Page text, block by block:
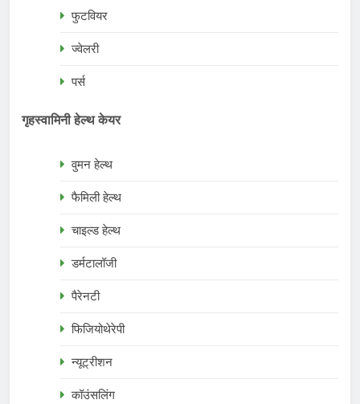
फुटवियर
ज्वेलरी
पर्स
गृहस्वामिनी हेल्थ केयर
वुमन हेल्थ
फैमिली हेल्थ
चाइल्ड हेल्थ
डर्मटालॉजी
पैरेनटी
फिजियोथेरेपी
न्यूट्रीशन
कॉउंसलिंग